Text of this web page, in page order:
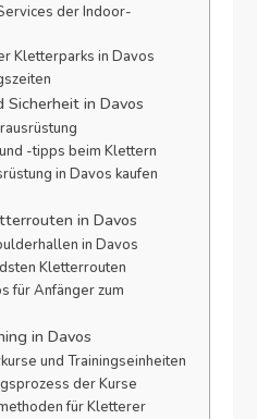
der Indoor-
Kletterparks in Davos
in Davos
-tipps beim Klettern
in Davos kaufen
in Davos
in Davos
Kletterrouten
für Anfänger zum
in Davos
und Trainingseinheiten
der Kurse
für Kletterer